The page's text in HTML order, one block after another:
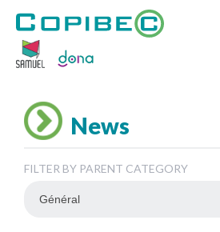
News
FILTER BY PARENT CATEGORY